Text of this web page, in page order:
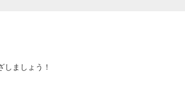
ましょう！